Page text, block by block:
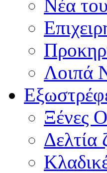
Νέα
Λοιπά
Ξένες
Δελτία